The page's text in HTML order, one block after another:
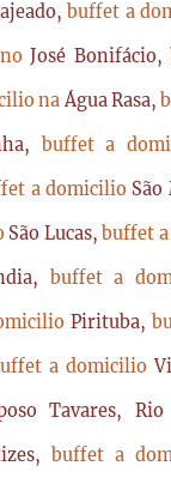
buffet a
José Bonifácio,
naÁgua Rasa,
buffet a
a domicilio São
São Lucas, buffet
buffet a
Pirituba,
a domicilio
Tavares,
buffet a